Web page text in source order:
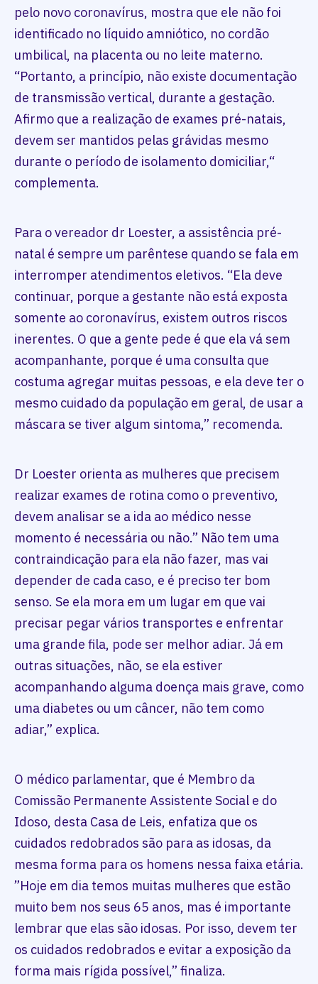
pelo novo coronavírus, mostra que ele não foi
identificado no líquido amniótico, no cordão
umbilical, na placenta ou no leite materno.
“Portanto, a princípio, não existe documentação
de transmissão vertical, durante a gestação.
Afirmo que a realização de exames pré-natais,
devem ser mantidos pelas grávidas mesmo
durante o período de isolamento domiciliar,“
complementa.
Para o vereador dr Loester, a assistência pré-
natal é sempre um parêntese quando se fala em
interromper atendimentos eletivos. “Ela deve
continuar, porque a gestante não está exposta
somente ao coronavírus, existem outros riscos
inerentes. O que a gente pede é que ela vá sem
acompanhante, porque é uma consulta que
costuma agregar muitas pessoas, e ela deve ter o
mesmo cuidado da população em geral, de usar a
máscara se tiver algum sintoma,” recomenda.
Dr Loester orienta as mulheres que precisem
realizar exames de rotina como o preventivo,
devem analisar se a ida ao médico nesse
momento é necessária ou não.” Não tem uma
contraindicação para ela não fazer, mas vai
depender de cada caso, e é preciso ter bom
senso. Se ela mora em um lugar em que vai
precisar pegar vários transportes e enfrentar
uma grande fila, pode ser melhor adiar. Já em
outras situações, não, se ela estiver
acompanhando alguma doença mais grave, como
uma diabetes ou um câncer, não tem como
adiar,” explica.
O médico parlamentar, que é Membro da
Comissão Permanente Assistente Social e do
Idoso, desta Casa de Leis, enfatiza que os
cuidados redobrados são para as idosas, da
mesma forma para os homens nessa faixa etária.
”Hoje em dia temos muitas mulheres que estão
muito bem nos seus 65 anos, mas é importante
lembrar que elas são idosas. Por isso, devem ter
os cuidados redobrados e evitar a exposição da
forma mais rígida possível,” finaliza.